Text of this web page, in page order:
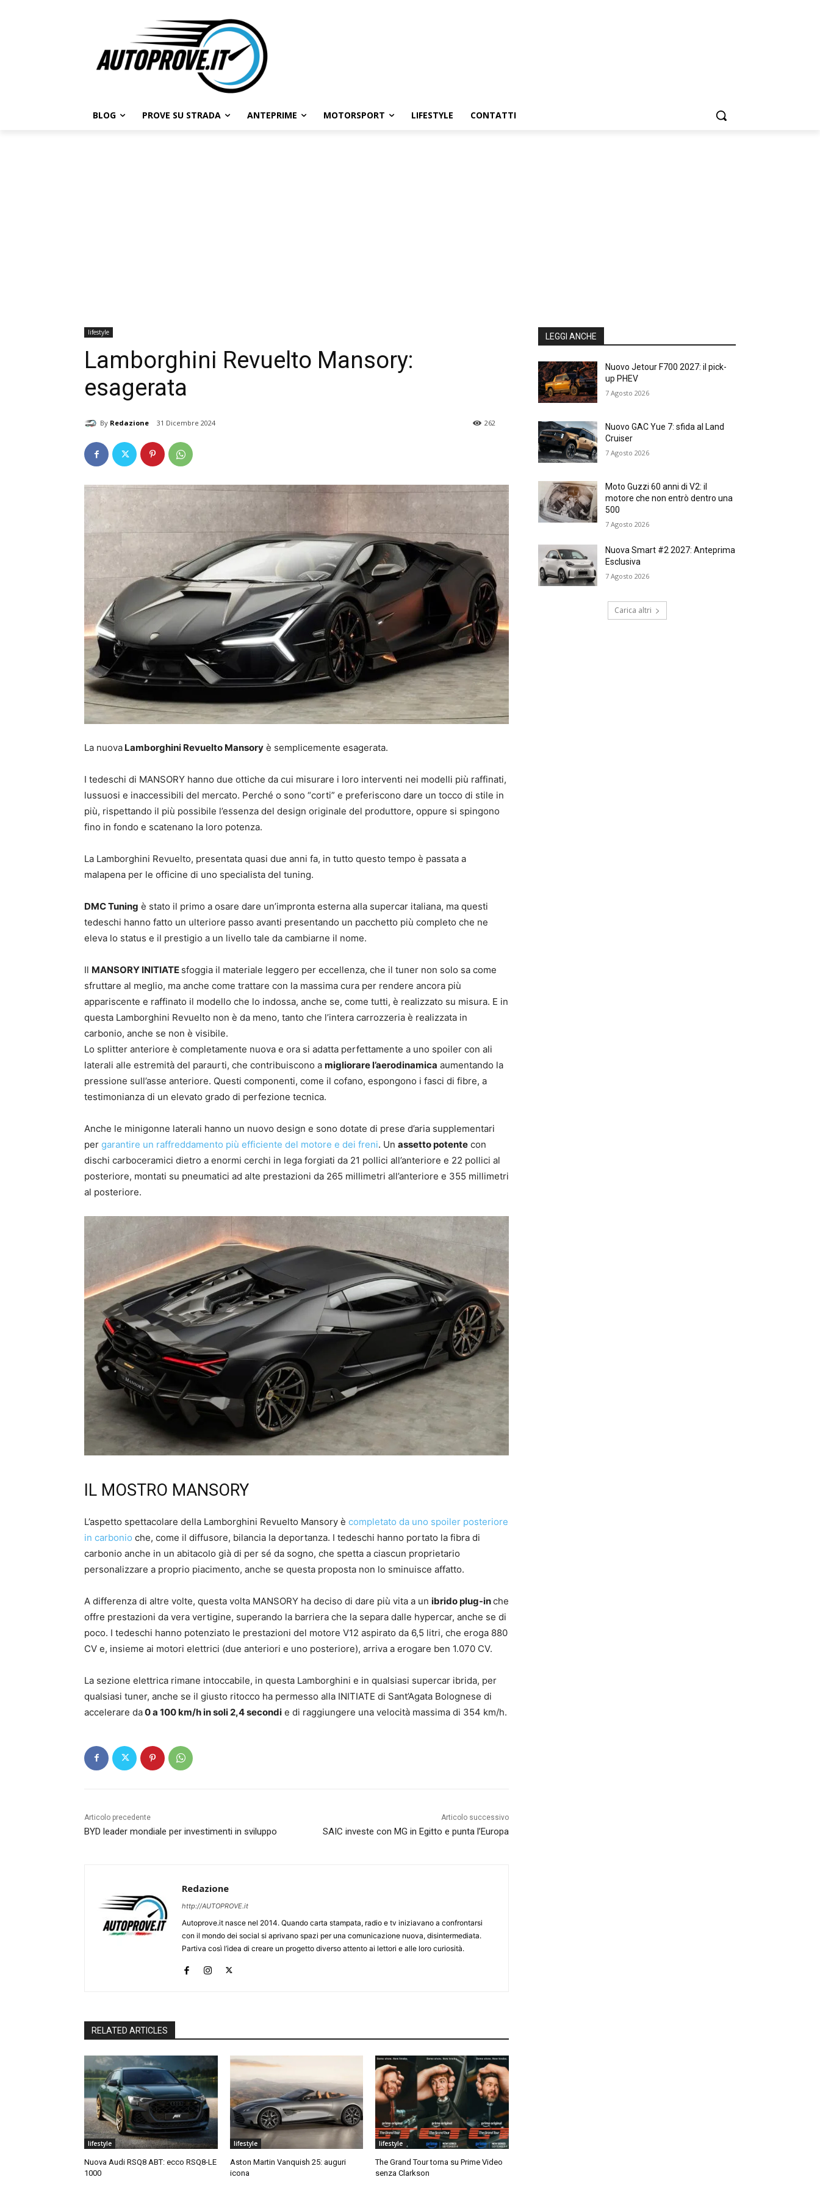
BLOG PROVE SU STRADA ANTEPRIME MOTORSPORT LIFESTYLE CONTATTI
lifestyle
Lamborghini Revuelto Mansory:
esagerata
By Redazione 31 Dicembre 2024 262
La nuova Lamborghini Revuelto Mansory è semplicemente esagerata.
I tedeschi di MANSORY hanno due ottiche da cui misurare i loro interventi nei modelli più raffinati,
lussuosi e inaccessibili del mercato. Perché o sono “corti” e preferiscono dare un tocco di stile in
più, rispettando il più possibile l’essenza del design originale del produttore, oppure si spingono
fino in fondo e scatenano la loro potenza.
La Lamborghini Revuelto, presentata quasi due anni fa, in tutto questo tempo è passata a
malapena per le officine di uno specialista del tuning.
DMC Tuning è stato il primo a osare dare un’impronta esterna alla supercar italiana, ma questi
tedeschi hanno fatto un ulteriore passo avanti presentando un pacchetto più completo che ne
eleva lo status e il prestigio a un livello tale da cambiarne il nome.
Il MANSORY INITIATE sfoggia il materiale leggero per eccellenza, che il tuner non solo sa come
sfruttare al meglio, ma anche come trattare con la massima cura per rendere ancora più
appariscente e raffinato il modello che lo indossa, anche se, come tutti, è realizzato su misura. E in
questa Lamborghini Revuelto non è da meno, tanto che l’intera carrozzeria è realizzata in
carbonio, anche se non è visibile.
Lo splitter anteriore è completamente nuova e ora si adatta perfettamente a uno spoiler con ali
laterali alle estremità del paraurti, che contribuiscono a migliorare l’aerodinamica aumentando la
pressione sull’asse anteriore. Questi componenti, come il cofano, espongono i fasci di fibre, a
testimonianza di un elevato grado di perfezione tecnica.
Anche le minigonne laterali hanno un nuovo design e sono dotate di prese d’aria supplementari
per garantire un raffreddamento più efficiente del motore e dei freni. Un assetto potente con
dischi carboceramici dietro a enormi cerchi in lega forgiati da 21 pollici all’anteriore e 22 pollici al
posteriore, montati su pneumatici ad alte prestazioni da 265 millimetri all’anteriore e 355 millimetri
al posteriore.
IL MOSTRO MANSORY
L’aspetto spettacolare della Lamborghini Revuelto Mansory è completato da uno spoiler posteriore
in carbonio che, come il diffusore, bilancia la deportanza. I tedeschi hanno portato la fibra di
carbonio anche in un abitacolo già di per sé da sogno, che spetta a ciascun proprietario
personalizzare a proprio piacimento, anche se questa proposta non lo sminuisce affatto.
A differenza di altre volte, questa volta MANSORY ha deciso di dare più vita a un ibrido plug-inche
offre prestazioni da vera vertigine, superando la barriera che la separa dalle hypercar, anche se di
poco. I tedeschi hanno potenziato le prestazioni del motore V12 aspirato da 6,5 litri, che eroga 880
CV e, insieme ai motori elettrici (due anteriori e uno posteriore), arriva a erogare ben 1.070 CV.
La sezione elettrica rimane intoccabile, in questa Lamborghini e in qualsiasi supercar ibrida, per
qualsiasi tuner, anche se il giusto ritocco ha permesso alla INITIATE di Sant’Agata Bolognese di
accelerare da0 a 100 km/h in soli 2,4 secondi e di raggiungere una velocità massima di 354 km/h.
Articolo precedente
BYD leader mondiale per investimenti in sviluppo
Articolo successivo
SAIC investe con MG in Egitto e punta l’Europa
Redazione
http://AUTOPROVE.it
Autoprove.it nasce nel 2014. Quando carta stampata, radio e tv iniziavano a confrontarsi
con il mondo dei social si aprivano spazi per una comunicazione nuova, disintermediata.
Partiva così l’idea di creare un progetto diverso attento ai lettori e alle loro curiosità.
RELATED ARTICLES
lifestyle
Nuova Audi RSQ8 ABT: ecco RSQ8-LE
1000
lifestyle
Aston Martin Vanquish 25: auguri
icona
lifestyle
The Grand Tour torna su Prime Video
senza Clarkson
LEGGI ANCHE
Nuovo Jetour F700 2027: il pick-
up PHEV
7 Agosto 2026
Nuovo GAC Yue 7: sfida al Land
Cruiser
7 Agosto 2026
Moto Guzzi 60 anni di V2: il
motore che non entrò dentro una
500
7 Agosto 2026
Nuova Smart #2 2027: Anteprima
Esclusiva
7 Agosto 2026
Carica altri